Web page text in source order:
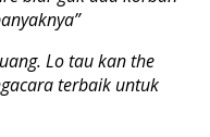
Lo tau kan the
terbaik untuk